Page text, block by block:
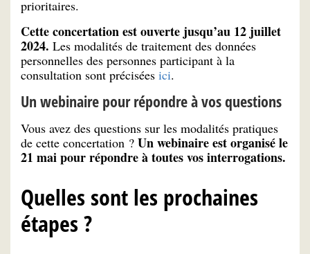
prioritaires.
Cette concertation est ouverte jusqu’au 12 juillet
2024. Les modalités de traitement des données
personnelles des personnes participant à la
consultation sont précisées ici.
Un webinaire pour répondre à vos questions
Vous avez des questions sur les modalités pratiques
de cette concertation ? Un webinaire est organisé le
21 mai pour répondre à toutes vos interrogations.
Quelles sont les prochaines
étapes ?